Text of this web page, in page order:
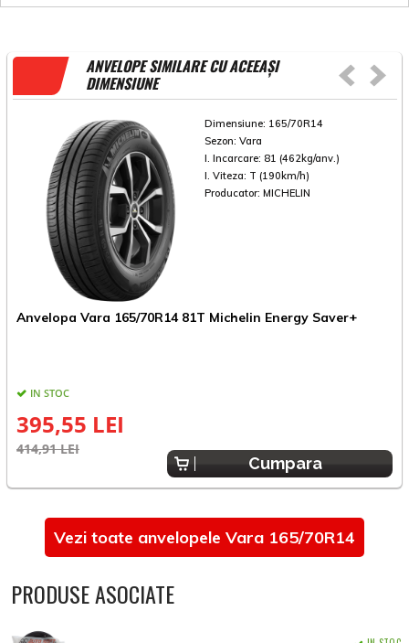
ANVELOPE SIMILARE CU ACEEAȘI
DIMENSIUNE
Dimensiune: 165/70R14
Sezon: Vara
I. Incarcare: 81 (462kg/anv.)
I. Viteza: T (190km/h)
Producator: MICHELIN
Anvelopa Vara 165/70R14 81T Michelin Energy Saver+
IN STOC
395,55 LEI
414,91 LEI
Cumpara
Vezi toate anvelopele Vara 165/70R14
PRODUSE ASOCIATE